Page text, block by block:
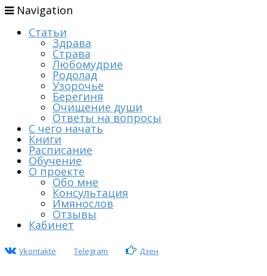
Navigation
Статьи
Здрава
Страва
Любомудрие
Родолад
Узорочье
Берегиня
Очищение души
Ответы на вопросы
С чего начать
Книги
Расписание
Обучение
О проекте
Обо мне
Консультация
Имянослов
Отзывы
Кабинет
Vkontakte Telegram Дзен